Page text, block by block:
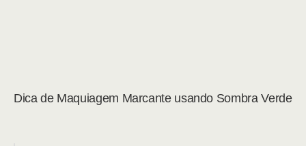
Dica de Maquiagem Marcante usando Sombra Verde